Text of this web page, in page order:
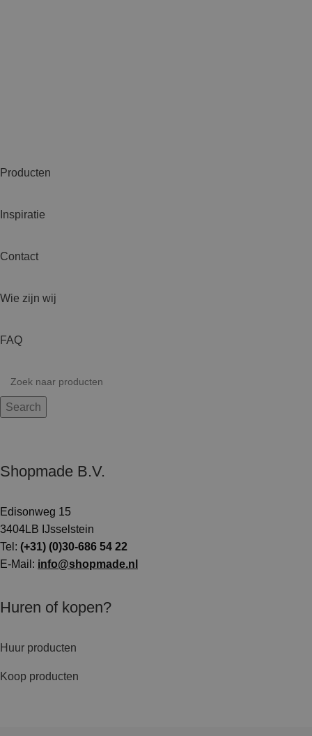
Producten
Inspiratie
Contact
Wie zijn wij
FAQ
Search
Shopmade B.V.
Edisonweg 15
3404LB IJsselstein
Tel: (+31) (0)30-686 54 22
E-Mail: info@shopmade.nl
Huren of kopen?
Huur producten
Koop producten